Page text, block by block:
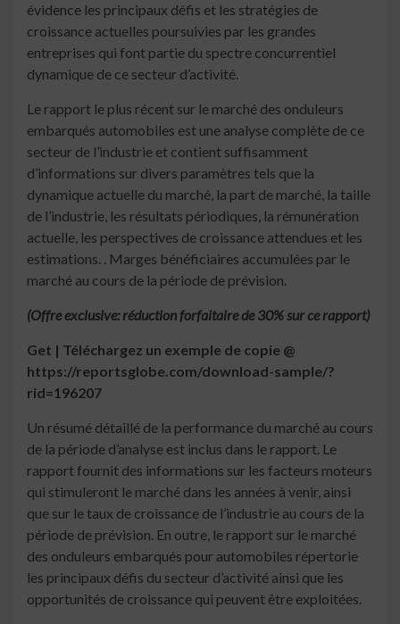
évidence les principaux défis et les stratégies de
croissance actuelles poursuivies par les grandes
entreprises qui font partie du spectre concurrentiel
dynamique de ce secteur d’activité.
Le rapport le plus récent sur le marché des onduleurs
embarqués automobiles est une analyse complète de ce
secteur de l’industrie et contient suffisamment
d’informations sur divers paramètres tels que la
dynamique actuelle du marché, la part de marché, la taille
de l’industrie, les résultats périodiques, la rémunération
actuelle, les perspectives de croissance attendues et les
estimations. . Marges bénéficiaires accumulées par le
marché au cours de la période de prévision.
(Offre exclusive: réduction forfaitaire de 30% sur ce rapport)
Get | Téléchargez un exemple de copie @
https://reportsglobe.com/download-sample/?
rid=196207
Un résumé détaillé de la performance du marché au cours
de la période d’analyse est inclus dans le rapport. Le
rapport fournit des informations sur les facteurs moteurs
qui stimuleront le marché dans les années à venir, ainsi
que sur le taux de croissance de l’industrie au cours de la
période de prévision. En outre, le rapport sur le marché
des onduleurs embarqués pour automobiles répertorie
les principaux défis du secteur d’activité ainsi que les
opportunités de croissance qui peuvent être exploitées.